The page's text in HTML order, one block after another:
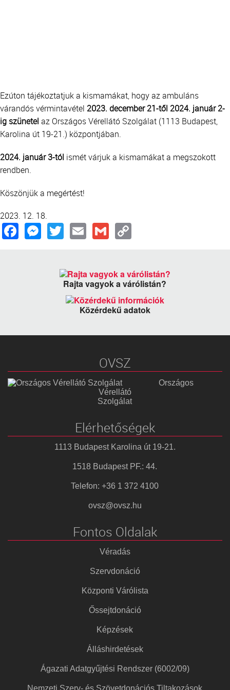
Ezúton tájékoztatjuk a kismamákat, hogy az ambuláns
várandós vérmintavétel 2023. december 21-től 2024. január 2-
ig szünetel az Országos Vérellátó Szolgálat (1113 Budapest,
Karolina út 19-21.) központjában.
2024. január 3-tól ismét várjuk a kismamákat a megszokott
rendben.
Köszönjük a megértést!
2023. 12. 18.
Facebook
Messenger
TwitterEmailGmail
Rajta vagyok a várólistán?
Közérdekű adatok
OVSZ
Országos
Vérellátó
Szolgálat
Elérhetőségek
1113 Budapest Karolina út 19-21.
1518 Budapest PF.: 44.
Telefon: +36 1 372 4100
ovsz@ovsz.hu
Fontos Oldalak
Véradás
Szervdonáció
Központi Várólista
Őssejtdonáció
Képzések
Álláshirdetések
Ágazati Adatgyűjtési Rendszer (6002/09)
Nemzeti Szerv- és Szövetdonációs Tiltakozások